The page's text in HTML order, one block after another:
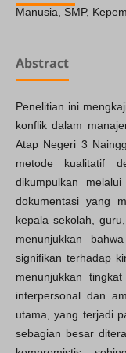
Manusia, SMP,
Abstract
Penelitian ini
konflik dalam
Atap Negeri 3
metode kualitatif
dikumpulkan
dokumentasi yang
kepala sekolah,
menunjukkan
signifikan terhadap
menunjukkan
interpersonal dan
utama, yang terjadi
sebagian besar